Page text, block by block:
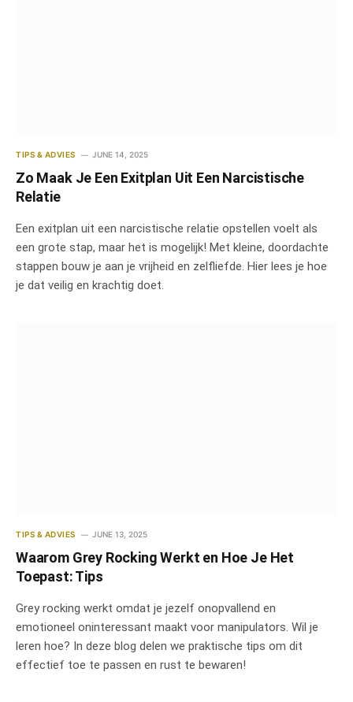
TIPS & ADVIES JUNE 14, 2025
Zo Maak Je Een Exitplan Uit Een Narcistische
Relatie
Een exitplan uit een narcistische relatie opstellen voelt als
een grote stap, maar het is mogelijk! Met kleine, doordachte
stappen bouw je aan je vrijheid en zelfliefde. Hier lees je hoe
je dat veilig en krachtig doet.
TIPS & ADVIES JUNE 13, 2025
Waarom Grey Rocking Werkt en Hoe Je Het
Toepast: Tips
Grey rocking werkt omdat je jezelf onopvallend en
emotioneel oninteressant maakt voor manipulators. Wil je
leren hoe? In deze blog delen we praktische tips om dit
effectief toe te passen en rust te bewaren!